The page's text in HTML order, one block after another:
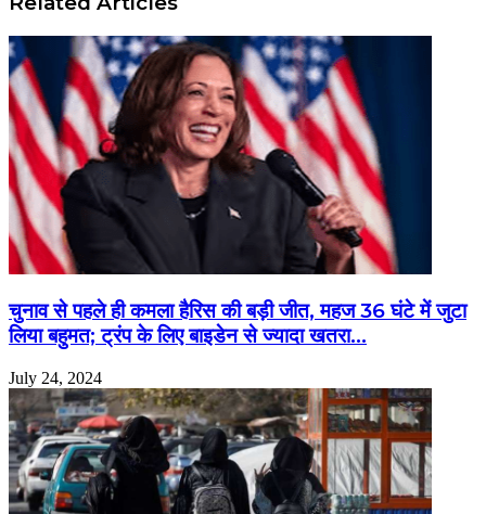
चुनाव से पहले ही कमला हैरिस की बड़ी जीत, महज 36 घंटे में जुटा
लिया बहुमत; ट्रंप के लिए बाइडेन से ज्यादा खतरा…
July 24, 2024